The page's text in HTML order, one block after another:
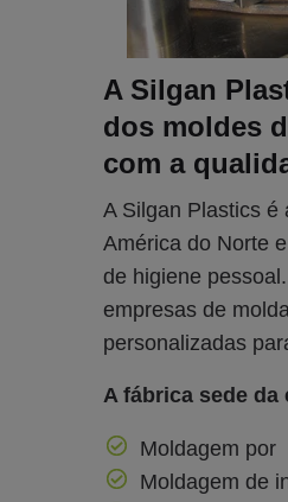
A Silgan
dos moldes
com a
A Silgan Plastics é
América do Norte
de higiene
empresas de
personalizadas
A fábrica sede
Moldagem por
Moldagem de